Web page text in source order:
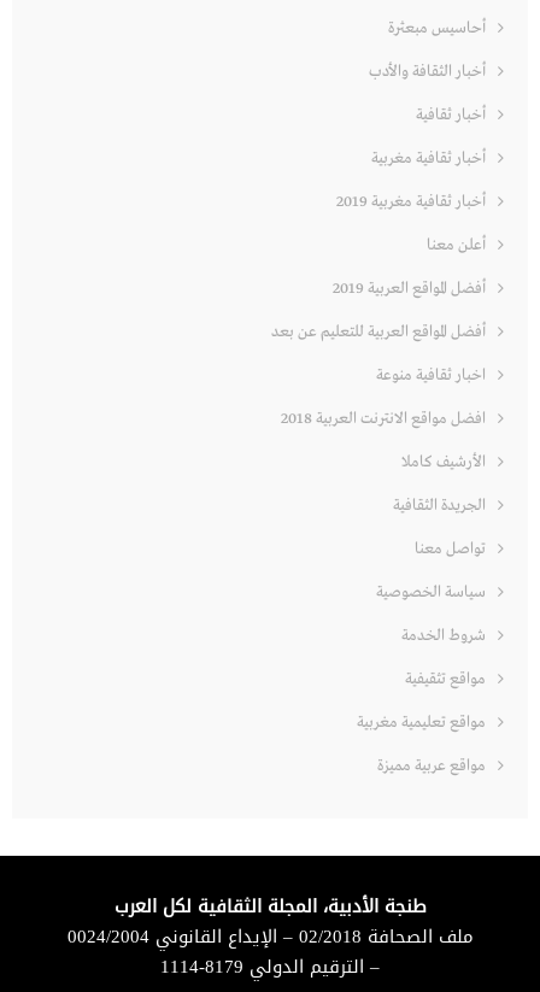
أحاسيس مبعثرة
أخبار الثقافة والأدب
أخبار ثقافية
أخبار ثقافية مغربية
أخبار ثقافية مغربية 2019
أعلن معنا
أفضل المواقع العربية 2019
أفضل المواقع العربية للتعليم عن بعد
اخبار ثقافية منوعة
افضل مواقع الانترنت العربية 2018
الأرشيف كاملا
الجريدة الثقافية
تواصل معنا
سياسة الخصوصية
شروط الخدمة
مواقع تثقيفية
مواقع تعليمية مغربية
مواقع عربية مميزة
طنجة الأدبية، المجلة الثقافية لكل العرب
ملف الصحافة 02/2018 – الإيداع القانوني 0024/2004
– الترقيم الدولي 8179-1114